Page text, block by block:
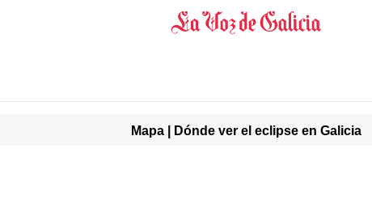
Mapa | Dónde ver el eclipse en Galicia